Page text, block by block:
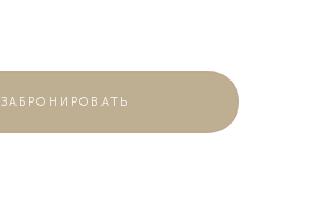
ЗАБРОНИРОВАТЬ